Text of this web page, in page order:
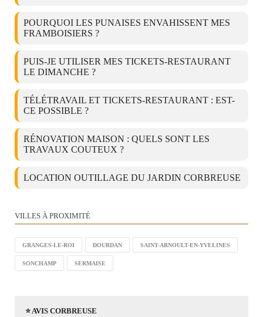
POURQUOI LES PUNAISES ENVAHISSENT MES
FRAMBOISIERS ?
PUIS-JE UTILISER MES TICKETS-RESTAURANT
LE DIMANCHE ?
TÉLÉTRAVAIL ET TICKETS-RESTAURANT : EST-
CE POSSIBLE ?
RÉNOVATION MAISON : QUELS SONT LES
TRAVAUX COUTEUX ?
LOCATION OUTILLAGE DU JARDIN CORBREUSE
VILLES À PROXIMITÉ
GRANGES-LE-ROI DOURDAN SAINT-ARNOULT-EN-YVELINES
SONCHAMP SERMAISE
⭐ AVIS CORBREUSE